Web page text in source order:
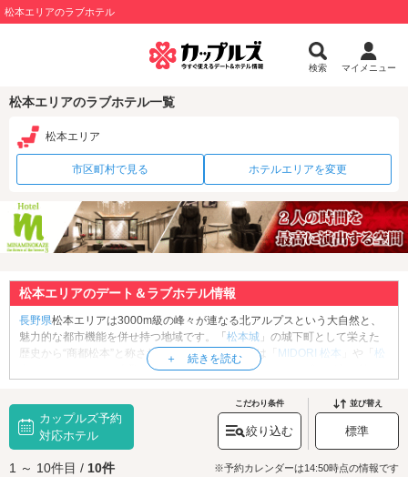
松本エリアのラブホテル
検索 マイメニュー
松本エリアのラブホテル一覧
松本エリア
市区町村で見る ホテルエリアを変更
松本エリアのデート＆ラブホテル情報
長野県松本エリアは3000m級の峰々が連なる北アルプスという大自然と、
魅力的な都市機能を併せ持つ地域です。「 松本城 」の城下町として栄えた
歴史から“商都松本”と称され、「松本駅」周辺には「
MIDORI 松本 」や「
松
」といった大型のショッピング施設や、オフィスビルが立ち並び
理』、鶏の一枚肉をカラっと揚げた市民のソウルフード『山賊焼き』な
ど、様々なご当地グルメがあります。松本グルメを楽しむなら、松本城の
近くに位置する歴史ある商店街「
中町通り」がおすすめ。松本へお越しの
際はぜひご堪能ください♪観光・デートをするなら、やはり松本市街エリア
の「松本城公園」は外せません。松本城は1504年に戦国時代の武将・小笠
カップルズ予約
対応ホテル
こだわり条件
絞り込む
並び替え
標準
1 ～ 10件目 / 10件 ※予約カレンダーは14:50時点の情報です